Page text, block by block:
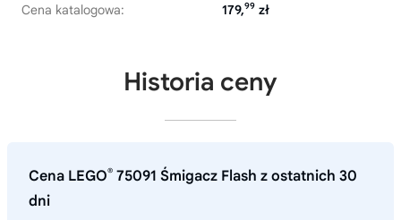
Cena katalogowa:
179,99 zł
Historia ceny
Cena LEGO® 75091 Śmigacz Flash z ostatnich 30
dni